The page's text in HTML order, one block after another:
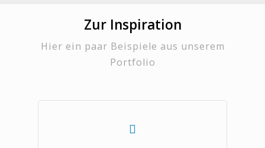
Zur Inspiration
Hier ein paar Beispiele aus unserem
Portfolio